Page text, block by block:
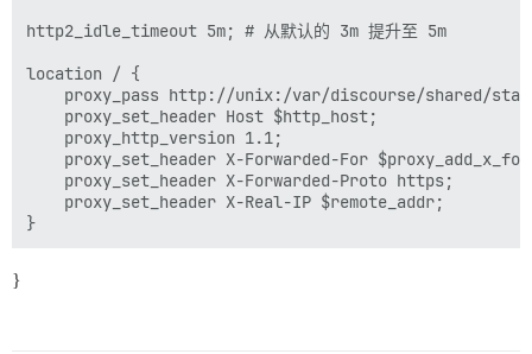
http2_idle_timeout 5m; # 从默认的 3m 提升至 5m
location / {
proxy_pass http://unix:/var/discourse/shared/
    proxy_set_header Host $http_host;
    proxy_http_version 1.1;
proxy_set_header X-Forwarded-For
    proxy_set_header X-Forwarded-Proto https;
    proxy_set_header X-Real-IP $remote_addr;
}